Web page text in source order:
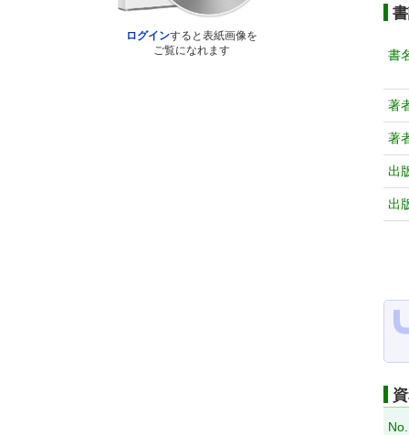
ログインすると表紙画像を
ご覧になれます
書
著
著
出
出
No.